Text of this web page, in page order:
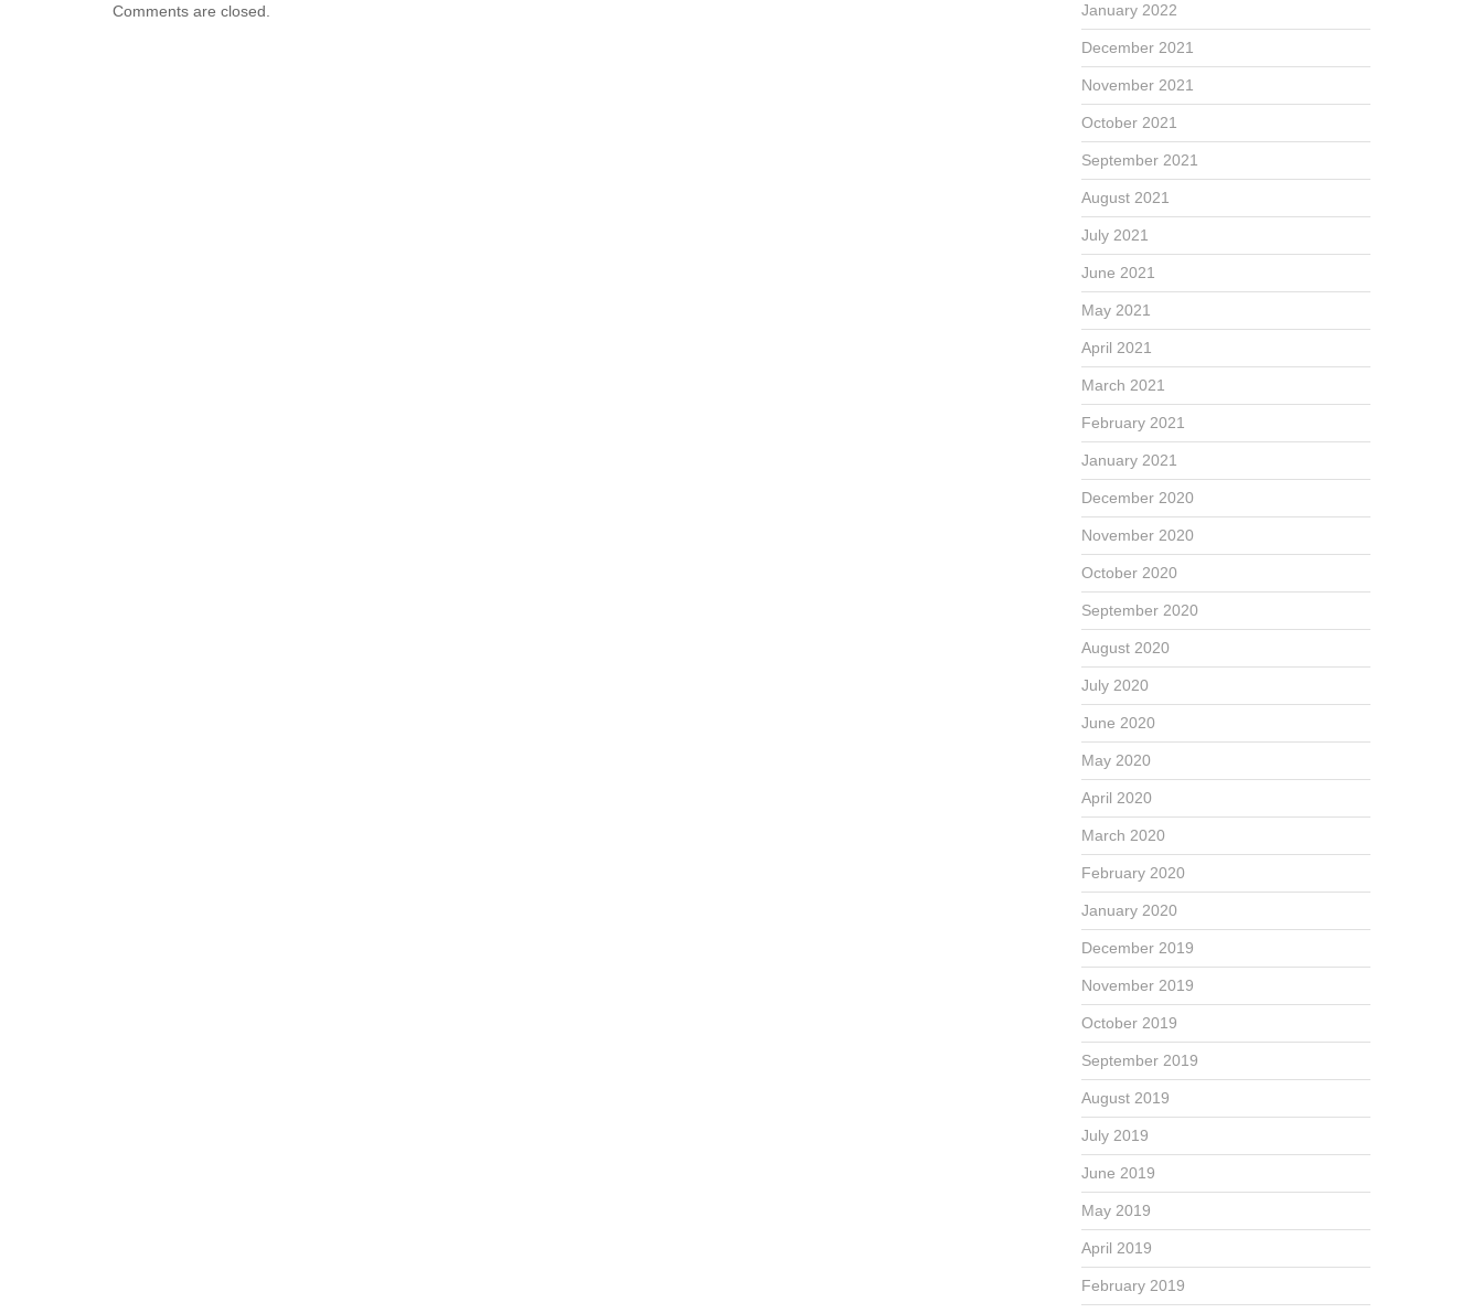
Comments are closed.
January 2022
December 2021
November 2021
October 2021
September 2021
August 2021
July 2021
June 2021
May 2021
April 2021
March 2021
February 2021
January 2021
December 2020
November 2020
October 2020
September 2020
August 2020
July 2020
June 2020
May 2020
April 2020
March 2020
February 2020
January 2020
December 2019
November 2019
October 2019
September 2019
August 2019
July 2019
June 2019
May 2019
April 2019
February 2019